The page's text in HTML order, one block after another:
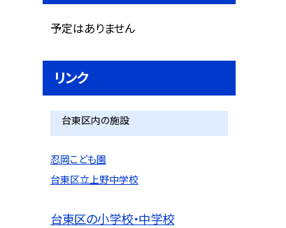
予定はありません
リンク
台東区内の施設
忍岡こども園
台東区立上野中学校
台東区の小学校・中学校